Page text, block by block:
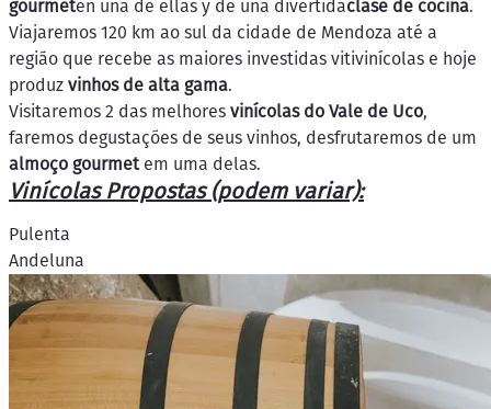
gourmeten una de ellas y de una divertidaclase de cocina.
Viajaremos 120 km ao sul da cidade de Mendoza até a
região que recebe as maiores investidas vitivinícolas e hoje
produz vinhos de alta gama.
Visitaremos 2 das melhores vinícolas do Vale de Uco,
faremos degustações de seus vinhos, desfrutaremos de um
almoço gourmetem uma delas.
Vinícolas Propostas (podem variar):
Pulenta
Andeluna